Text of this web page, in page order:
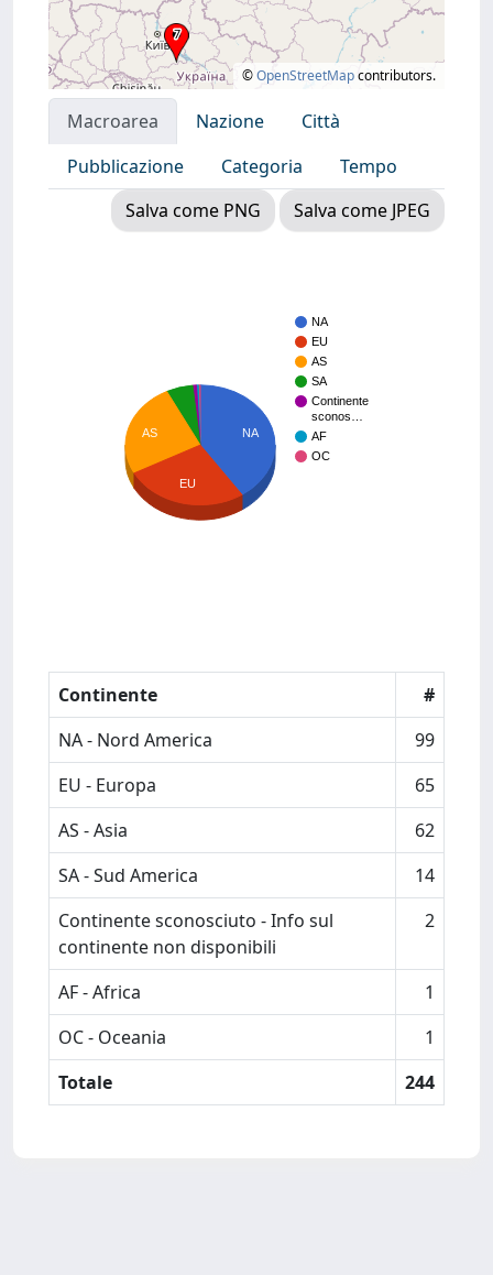
©OpenStreetMapcontributors.
Macroarea Nazione
Città
Pubblicazione
Categoria
Tempo
Salva come PNG
Salva come JPEG
NA
EU
AS
SA
Continente
sconos…
AF
OC
NA
AS
EU
Continente
#
NA - Nord America
99
EU - Europa
65
AS - Asia
62
SA - Sud America
14
Continente sconosciuto - Info sul
continente non disponibili
2
AF - Africa
1
OC - Oceania
1
Totale
244